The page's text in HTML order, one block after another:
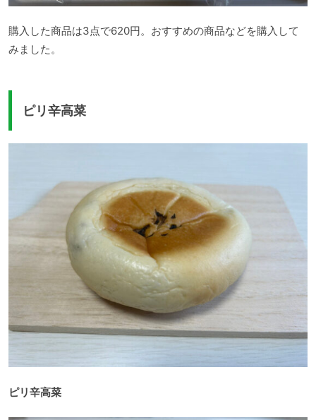
購入した商品は3点で620円。おすすめの商品などを購入して
みました。
ピリ辛高菜
ピリ辛高菜